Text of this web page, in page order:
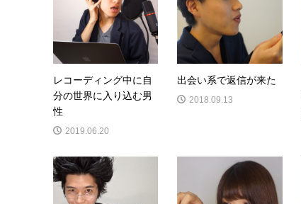
レコーディング中に自
分の世界に入り込む男
性
2019.06.20
出会い系で返信が来た
2018.09.13